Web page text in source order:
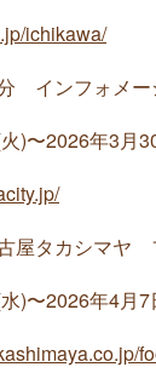
ichikawa/
ンフォメー
年3月30
タカシマヤ
年4月7